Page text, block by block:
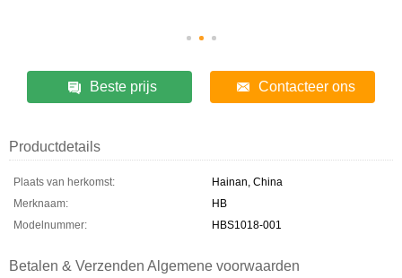
Beste prijs Contacteer ons
Productdetails
Plaats van herkomst:
Hainan, China
Merknaam:
HB
Modelnummer:
HBS1018-001
Betalen & Verzenden Algemene voorwaarden